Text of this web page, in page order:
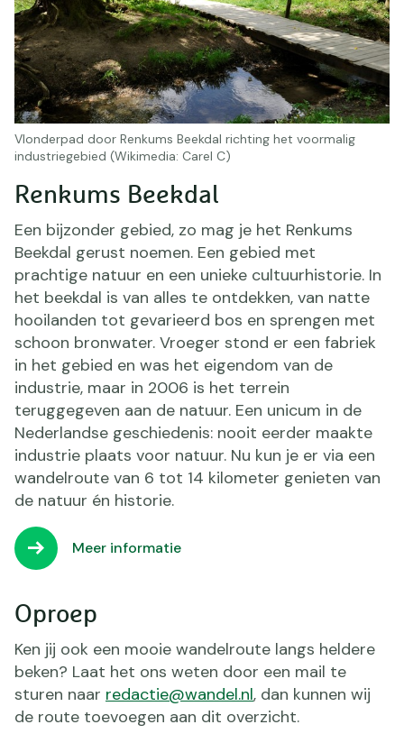
Vlonderpad door Renkums Beekdal richting het voormalig
industriegebied (Wikimedia: Carel C)
Renkums Beekdal
Een bijzonder gebied, zo mag je het Renkums
Beekdal gerust noemen. Een gebied met
prachtige natuur en een unieke cultuurhistorie. In
het beekdal is van alles te ontdekken, van natte
hooilanden tot gevarieerd bos en sprengen met
schoon bronwater. Vroeger stond er een fabriek
in het gebied en was het eigendom van de
industrie, maar in 2006 is het terrein
teruggegeven aan de natuur. Een unicum in de
Nederlandse geschiedenis: nooit eerder maakte
industrie plaats voor natuur. Nu kun je er via een
wandelroute van 6 tot 14 kilometer genieten van
de natuur én historie.
Meer informatie
Oproep
Ken jij ook een mooie wandelroute langs heldere
beken? Laat het ons weten door een mail te
sturen naar redactie@wandel.nl, dan kunnen wij
de route toevoegen aan dit overzicht.